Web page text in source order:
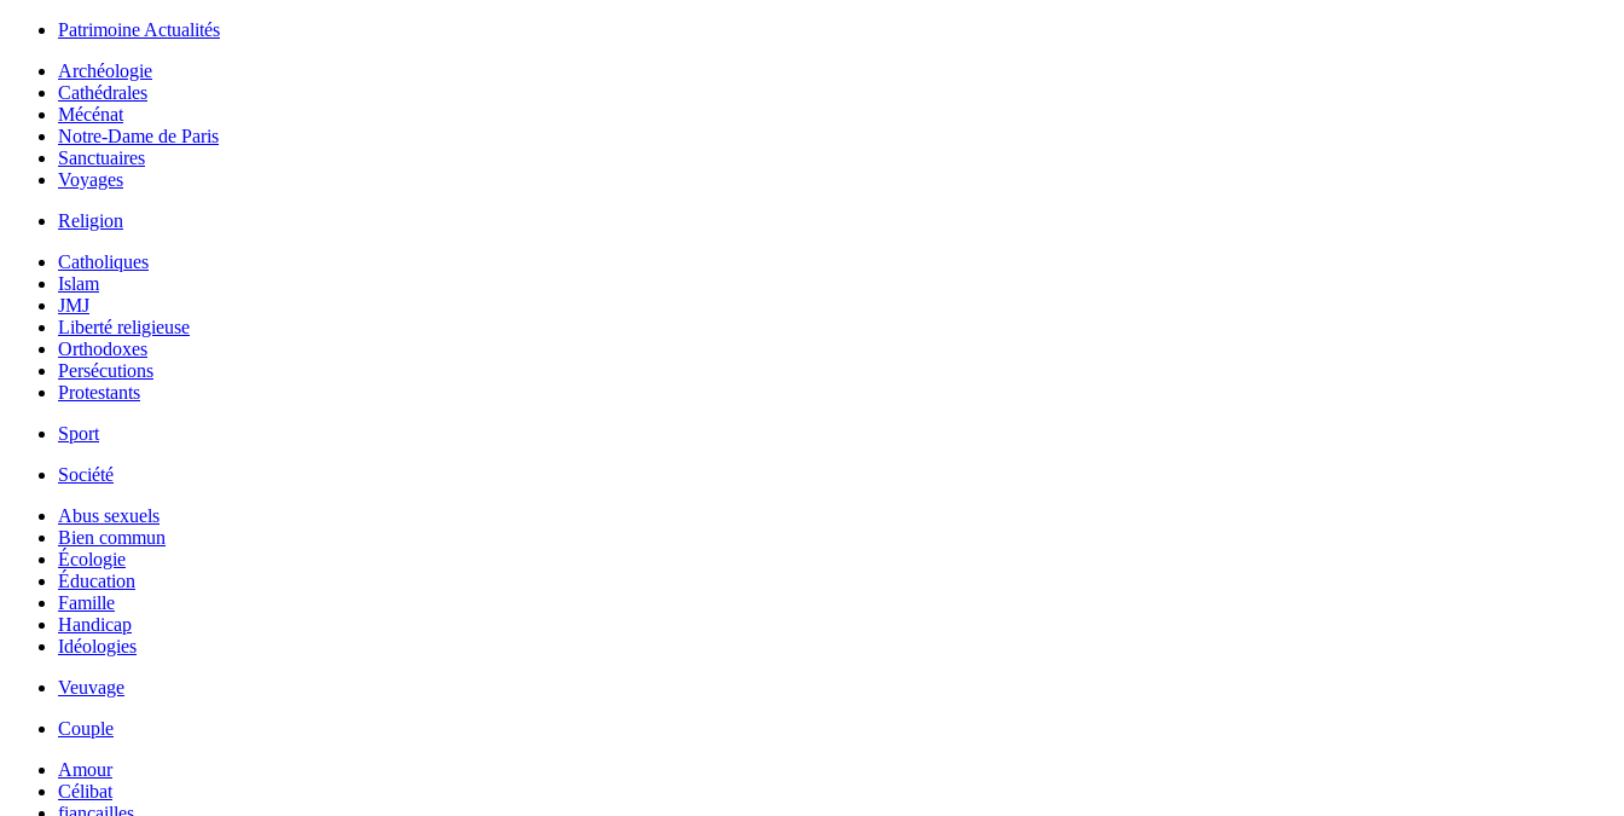
Patrimoine Actualités
Archéologie
Cathédrales
Mécénat
Notre-Dame de Paris
Sanctuaires
Voyages
Religion
Catholiques
Islam
JMJ
Liberté religieuse
Orthodoxes
Persécutions
Protestants
Sport
Société
Abus sexuels
Bien commun
Écologie
Éducation
Famille
Handicap
Idéologies
Veuvage
Couple
Amour
Célibat